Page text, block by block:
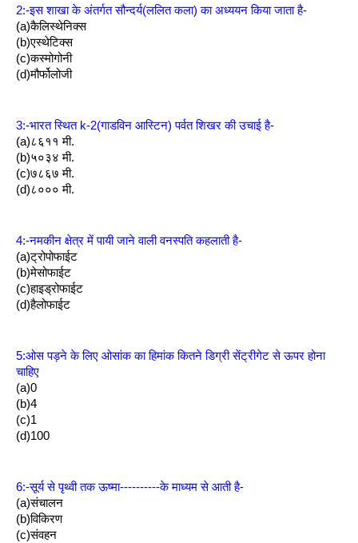
2:-इस शाखा के अंतर्गत सौन्दर्य(ललित कला) का अध्ययन किया जाता है-
(a)कैलिस्थेनिक्स
(b)एस्थेटिक्स
(c)कस्मोगोनी
(d)मौर्फोलोजी
3:-भारत स्थित k-2(गाडविन आस्टिन) पर्वत शिखर की उचाई है-
(a)८६११ मी.
(b)५०३४ मी.
(c)७८६७ मी.
(d)८००० मी.
4:-नमकीन क्षेत्र में पायी जाने वाली वनस्पति कहलाती है-
(a)ट्रोपोफाईट
(b)मेसोफाईट
(c)हाइड्रोफाईट
(d)हैलोफाईट
5:ओस पड़ने के लिए ओसांक का हिमांक कितने डिग्री सेंट्रीगेट से ऊपर होना
चाहिए
(a)0
(b)4
(c)1
(d)100
6:-सूर्य से पृथ्वी तक ऊष्मा----------के माध्यम से आती है-
(a)संचालन
(b)विकिरण
(c)संवहन